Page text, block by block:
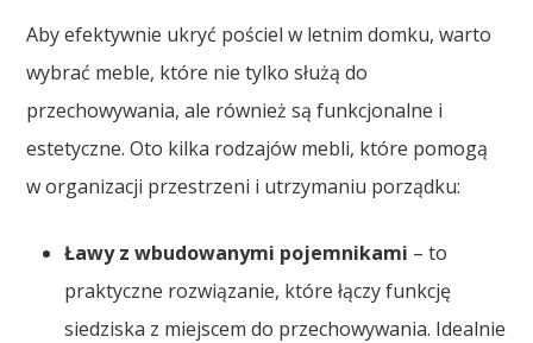
Aby efektywnie ukryć pościel w letnim domku, warto
wybrać meble, które nie tylko służą do
przechowywania, ale również są funkcjonalne i
estetyczne. Oto kilka rodzajów mebli, które pomogą
w organizacji przestrzeni i utrzymaniu porządku:
Ławy z wbudowanymi pojemnikami – to
praktyczne rozwiązanie, które łączy funkcję
siedziska z miejscem do przechowywania. Idealnie